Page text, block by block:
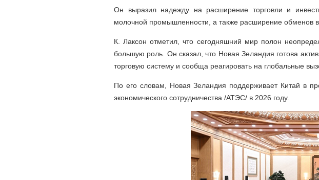
Он выразил надежду на расширение торговли и
молочной промышленности, а также расширение обменов
К. Лаксон отметил, что сегодняшний мир полон
большую роль. Он сказал, что Новая Зеландия готова
торговую систему и сообща реагировать на глобальные
По его словам, Новая Зеландия поддерживает Китай в
экономического сотрудничества /АТЭС/ в 2026 году.